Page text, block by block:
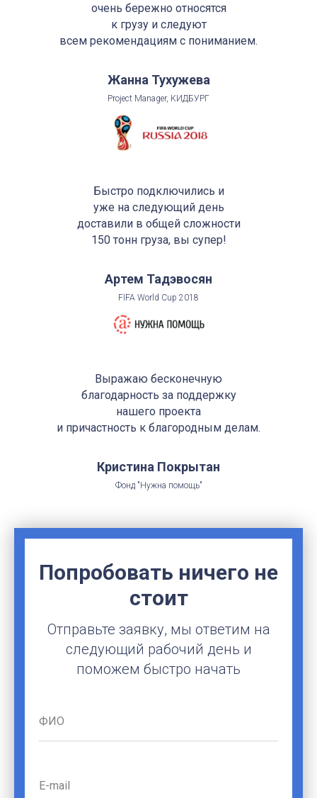
очень бережно относятся
к грузу и следуют
всем рекомендациям с пониманием.
Жанна Тухужева
Project Manager, КИДБУРГ
Быстро подключились и
уже на следующий день
доставили в общей сложности
150 тонн груза, вы супер!
Артем Тадэвосян
FIFA World Cup 2018
Выражаю бесконечную
благодарность за поддержку
нашего проекта
и причастность к благородным делам.
Кристина Покрытан
Фонд "Нужна помощь"
Попробовать ничего не
стоит
Отправьте заявку, мы ответим на
следующий рабочий день и
поможем быстро начать